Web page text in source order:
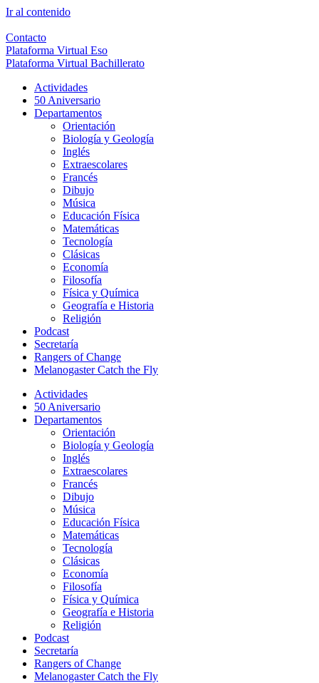
Ir al contenido
Contacto
Plataforma Virtual Eso
Plataforma Virtual Bachillerato
Actividades
50 Aniversario
Departamentos
Orientación
Biología y Geología
Inglés
Extraescolares
Francés
Dibujo
Música
Educación Física
Matemáticas
Tecnología
Clásicas
Economía
Filosofía
Física y Química
Geografía e Historia
Religión
Podcast
Secretaría
Rangers of Change
Melanogaster Catch the Fly
Actividades
50 Aniversario
Departamentos
Orientación
Biología y Geología
Inglés
Extraescolares
Francés
Dibujo
Música
Educación Física
Matemáticas
Tecnología
Clásicas
Economía
Filosofía
Física y Química
Geografía e Historia
Religión
Podcast
Secretaría
Rangers of Change
Melanogaster Catch the Fly